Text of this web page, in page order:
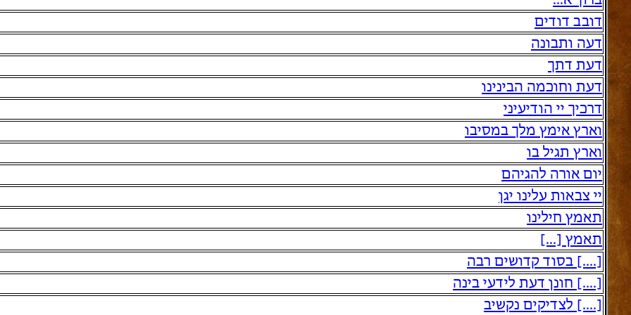
דובב דודים
דעה ותבונה
דעת דתך
דעת וחוכמה הבינינו
דרכיך יי הודיעיני
וארץ אימץ מלך במסיבו
וארץ תגיל בו
יום אורה להגיהם
יי צבאות עלינו יגן
תאמץ חילינו
תאמץ [...]
[....] בסוד קדושים רבה
[....] חונן דעת לידעי בינה
[....] לצדיקים נקשיב